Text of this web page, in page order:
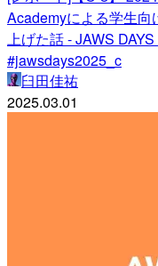
Academyによる学生向
上げた話 - JAWS
#jawsdays2025_c
臼田佳祐
2025.03.01